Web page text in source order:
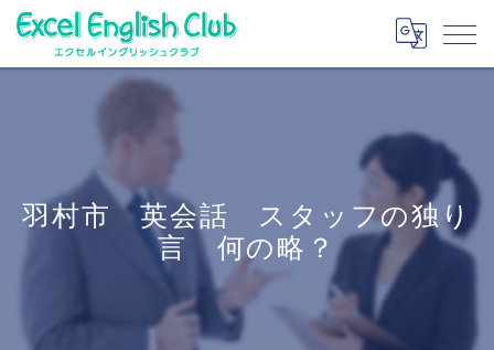
羽村市 英会話 スタッフの独り
言 何の略？